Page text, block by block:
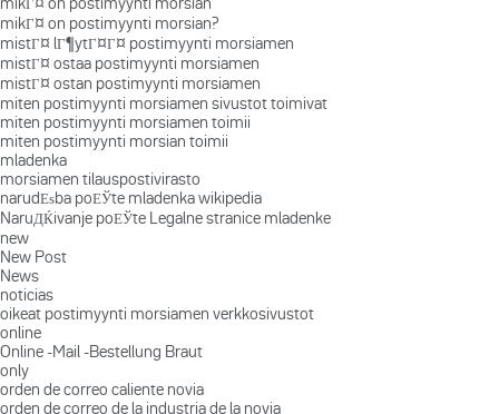
mikГ¤ on postimyynti morsian?
mistГ¤ lГ¶ytГ¤Г¤ postimyynti morsiamen
mistГ¤ ostaa postimyynti morsiamen
mistГ¤ ostan postimyynti morsiamen
miten postimyynti morsiamen sivustot toimivat
miten postimyynti morsiamen toimii
miten postimyynti morsian toimii
mladenka
morsiamen tilauspostivirasto
narudЕѕba poЕЎte mladenka wikipedia
NaruДЌivanje poЕЎte Legalne stranice mladenke
new
New Post
News
noticias
oikeat postimyynti morsiamen verkkosivustot
online
Online -Mail -Bestellung Braut
only
orden de correo caliente novia
orden de correo de la industria de la novia